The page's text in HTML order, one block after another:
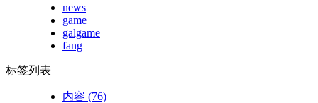
news
game
galgame
fang
标签列表
内容 (76)